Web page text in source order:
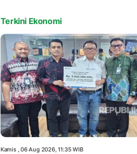
Terkini Ekonomi
Kamis , 06 Aug 2026, 11:35 WIB